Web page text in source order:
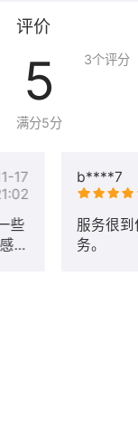
评价
5
满分5分
3个评分
b****7
服务很
务。
17
些